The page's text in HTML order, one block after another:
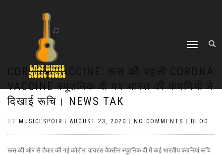
TOGGLE
CORONA VACCINE: रूस की पहली CORONA
VACCINE स्पूतनिक वी पर भारत की कंपनियों ने
दिखाई रूचि। NEWS TAK
BY MUSICESPOIR AUGUST 23, 2020 NO COMMENTS BLOG
रूस की ओर से तैयार की गई कोरोना वायरस वैक्सीन स्पूतनिक वी में कई भारतीय कंपनियां रूचि